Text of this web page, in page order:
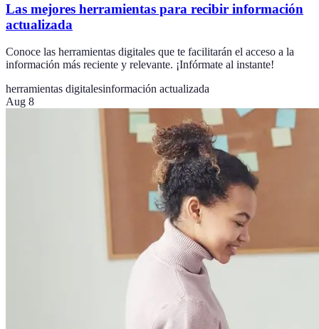
Las mejores herramientas para recibir información
actualizada
Conoce las herramientas digitales que te facilitarán el acceso a la
información más reciente y relevante. ¡Infórmate al instante!
herramientas digitalesinformación actualizada
Aug 8